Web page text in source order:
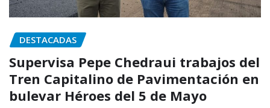
DESTACADAS
Supervisa Pepe Chedraui trabajos del
Tren Capitalino de Pavimentación en
bulevar Héroes del 5 de Mayo